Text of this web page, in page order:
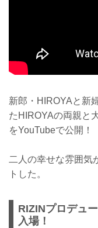
新郎・HIROYAと新
たHIROYAの両親と
をYouTubeで公開！
二人の幸せな雰囲気
トした。
RIZINプロデュ
入場！